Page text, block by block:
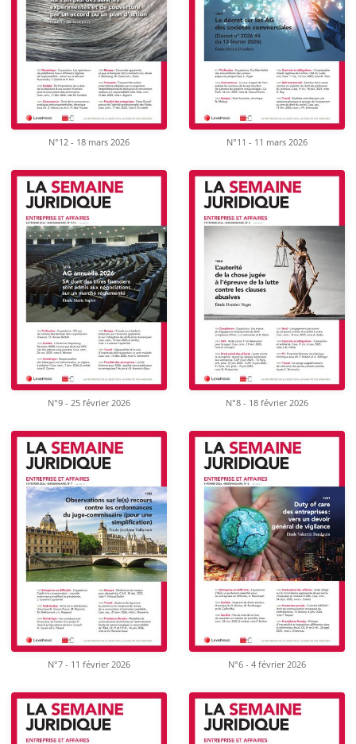
N°12 - 18 mars 2026 N°11 - 11 mars 2026
N°9 - 25 février 2026 N°8 - 18 février 2026
N°7 - 11 février 2026 N°6 - 4 février 2026